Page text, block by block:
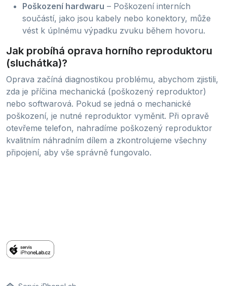
Poškození hardwaru – Poškození interních
součástí, jako jsou kabely nebo konektory, může
vést k úplnému výpadku zvuku během hovoru.
Jak probíhá oprava horního reproduktoru
(sluchátka)?
Oprava začíná diagnostikou problému, abychom zjistili,
zda je příčina mechanická (poškozený reproduktor)
nebo softwarová. Pokud se jedná o mechanické
poškození, je nutné reproduktor vyměnit. Při opravě
otevřeme telefon, nahradíme poškozený reproduktor
kvalitním náhradním dílem a zkontrolujeme všechny
připojení, aby vše správně fungovalo.